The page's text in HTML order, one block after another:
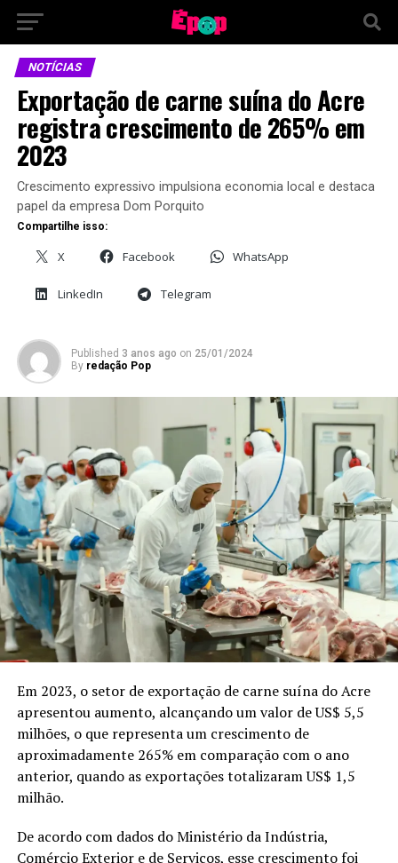
NOTÍCIAS
Exportação de carne suína do Acre
registra crescimento de 265% em
2023
Crescimento expressivo impulsiona economia local e destaca
papel da empresa Dom Porquito
Compartilhe isso:
X Facebook WhatsApp
LinkedIn Telegram
Published 3 anos ago on 25/01/2024
By redação Pop
Em 2023, o setor de exportação de carne suína do Acre
apresentou aumento, alcançando um valor de US$ 5,5
milhões, o que representa um crescimento de
aproximadamente 265% em comparação com o ano
anterior, quando as exportações totalizaram US$ 1,5
milhão.
De acordo com dados do Ministério da Indústria,
Comércio Exterior e de Serviços, esse crescimento foi